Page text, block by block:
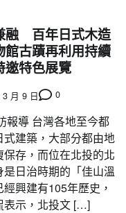
融 百年日式木造
館古蹟再利用持續
邀特色展覽
月 9 日 0
報導 台灣各地至今都
建築，大部分都由地
存，而位在北投的北
日治時期的「佳山溫
興建有105年歷史，
表示，北投文 […]